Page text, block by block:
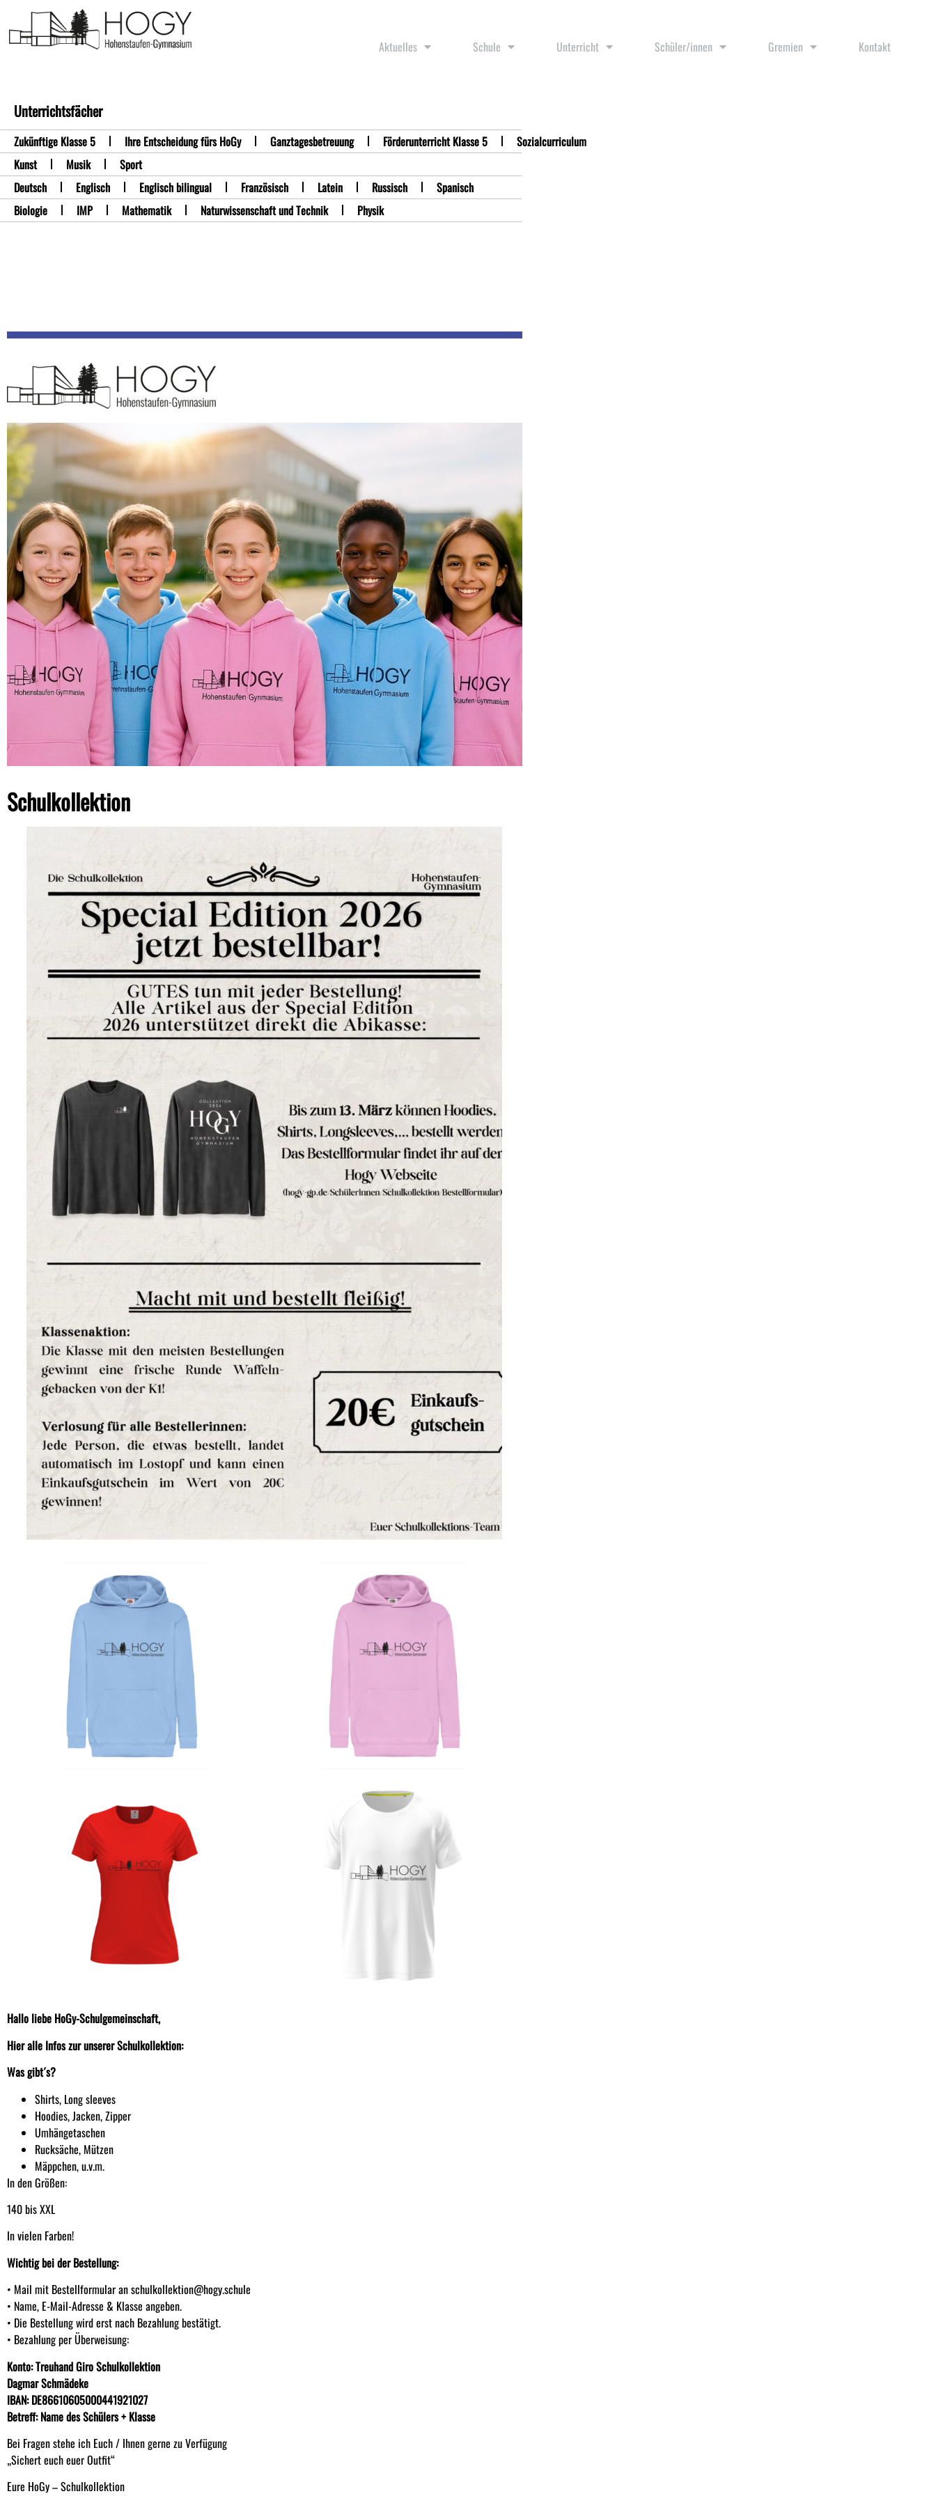
Aktuelles Schule Unterricht Schüler/innen Gremien Kontakt
Schulkollektion
Unterrichtsfächer
Zukünftige Klasse 5 Ihre Entscheidung fürs HoGy Ganztagesbetreuung Förderunterricht Klasse 5
Sozialcurriculum
Kunst
Musik
Sport
Deutsch
Englisch Englisch bilingual Französisch Latein Russisch
Spanisch
Biologie
IMP Mathematik Naturwissenschaft und Technik Physik
Schulkollektion
Hallo liebe HoGy-Schulgemeinschaft,
Hier alle Infos zur unserer Schulkollektion:
Was gibt´s?
Shirts, Long sleeves
Hoodies, Jacken, Zipper
Umhängetaschen
Rucksäche, Mützen
Mäppchen, u.v.m.
In den Größen:
140 bis XXL
In vielen Farben!
Wichtig bei der Bestellung:
• Mail mit Bestellformular an schulkollektion@hogy.schule
• Name, E-Mail-Adresse & Klasse angeben.
• Die Bestellung wird erst nach Bezahlung bestätigt.
• Bezahlung per Überweisung:
Konto: Treuhand Giro Schulkollektion
Dagmar Schmädeke
IBAN: DE86610605000441921027
Betreff: Name des Schülers + Klasse
Bei Fragen stehe ich Euch / Ihnen gerne zu Verfügung
„Sichert euch euer Outfit“
Eure HoGy – Schulkollektion